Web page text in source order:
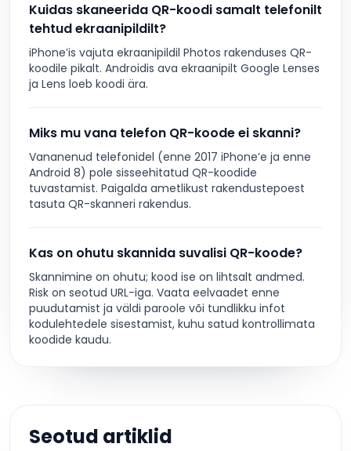
Kuidas skaneerida QR-koodi samalt telefonilt
tehtud ekraanipildilt?
iPhone’is vajuta ekraanipildil Photos rakenduses QR-
koodile pikalt. Androidis ava ekraanipilt Google Lenses
ja Lens loeb koodi ära.
Miks mu vana telefon QR-koode ei skanni?
Vananenud telefonidel (enne 2017 iPhone’e ja enne
Android 8) pole sisseehitatud QR-koodide
tuvastamist. Paigalda ametlikust rakendustepoest
tasuta QR-skanneri rakendus.
Kas on ohutu skannida suvalisi QR-koode?
Skannimine on ohutu; kood ise on lihtsalt andmed.
Risk on seotud URL-iga. Vaata eelvaadet enne
puudutamist ja väldi paroole või tundlikku infot
kodulehtedele sisestamist, kuhu satud kontrollimata
koodide kaudu.
Seotud artiklid